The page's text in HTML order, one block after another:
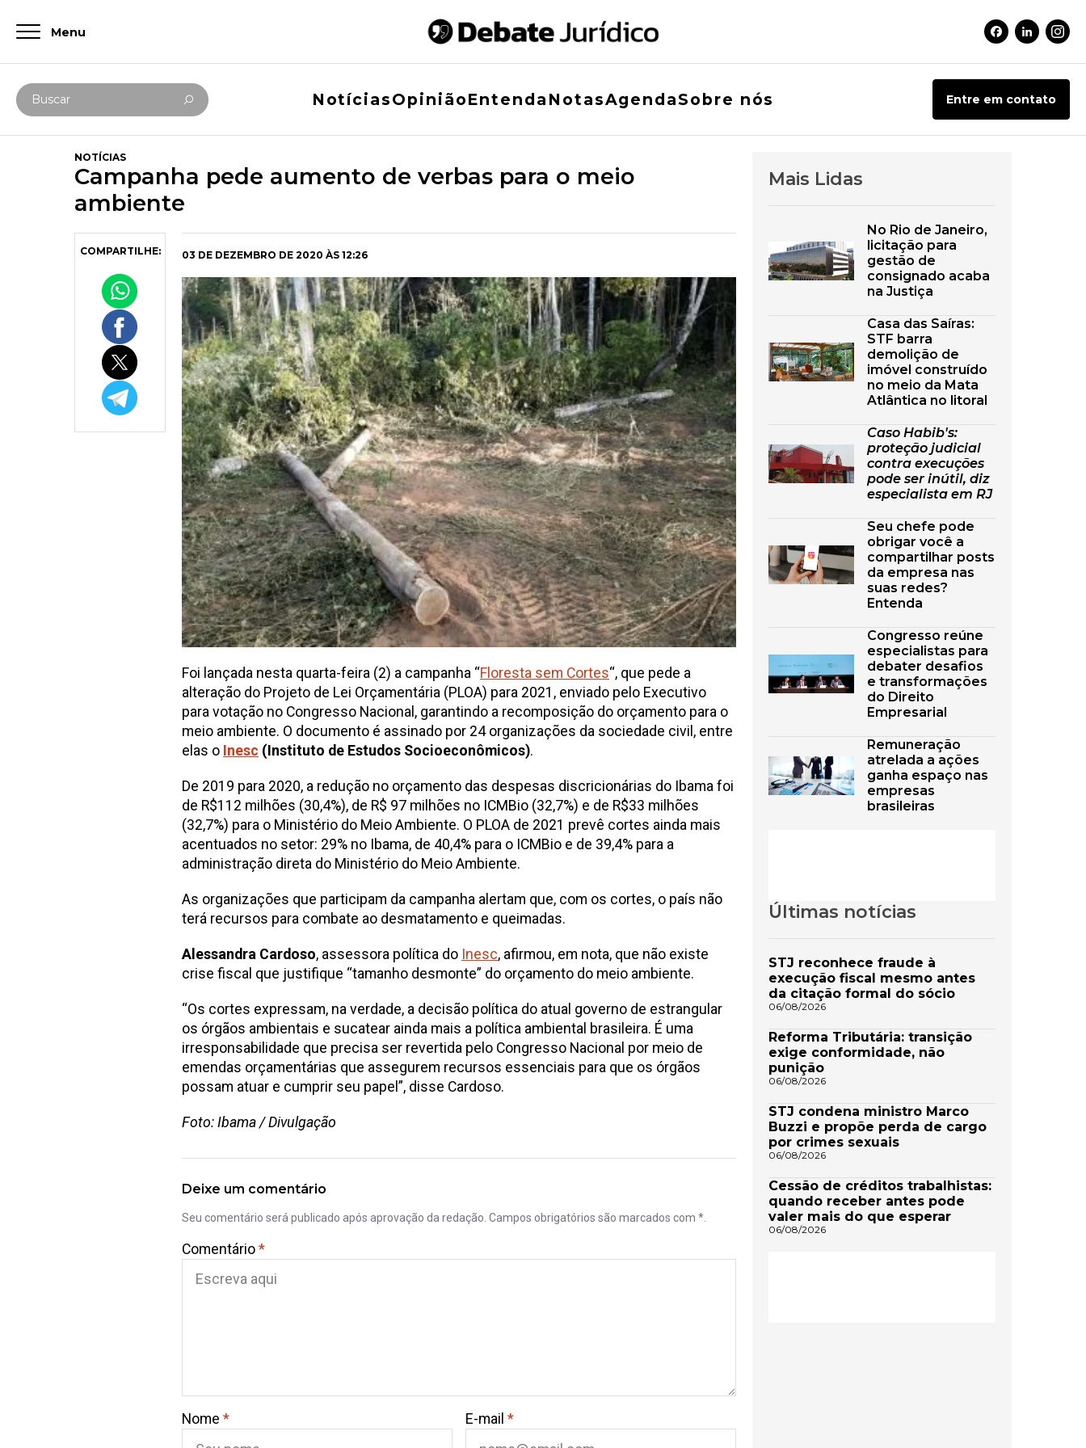
Menu Facebook
Linkedin
Digite abaixo sua busca
Buscar
NotíciasOpiniãoEntenda NotasAgendaSobre nós Entre em contato
NOTÍCIAS
Campanha pede aumento de verbas para o meio
ambiente
COMPARTILHE: 03 DE DEZEMBRO DE 2020 ÀS 12:26
Foi lançada nesta quarta-feira (2) a campanha “Floresta sem Cortes“, que pede a
alteração do Projeto de Lei Orçamentária (PLOA) para 2021, enviado pelo Executivo
para votação no Congresso Nacional, garantindo a recomposição do orçamento para o
meio ambiente. O documento é assinado por 24 organizações da sociedade civil, entre
elas o Inesc (Instituto de Estudos Socioeconômicos).
De 2019 para 2020, a redução no orçamento das despesas discricionárias do Ibama foi
de R$112 milhões (30,4%), de R$ 97 milhões no ICMBio (32,7%) e de R$33 milhões
(32,7%) para o Ministério do Meio Ambiente. O PLOA de 2021 prevê cortes ainda mais
acentuados no setor: 29% no Ibama, de 40,4% para o ICMBio e de 39,4% para a
administração direta do Ministério do Meio Ambiente.
As organizações que participam da campanha alertam que, com os cortes, o país não
terá recursos para combate ao desmatamento e queimadas.
Alessandra Cardoso, assessora política do Inesc, afirmou, em nota, que não existe
crise fiscal que justifique “tamanho desmonte” do orçamento do meio ambiente.
“Os cortes expressam, na verdade, a decisão política do atual governo de estrangular
os órgãos ambientais e sucatear ainda mais a política ambiental brasileira. É uma
irresponsabilidade que precisa ser revertida pelo Congresso Nacional por meio de
emendas orçamentárias que assegurem recursos essenciais para que os órgãos
possam atuar e cumprir seu papel”, disse Cardoso.
Foto: Ibama / Divulgação
Deixe um comentário
Seu comentário será publicado após aprovação da redação. Campos obrigatórios são marcados com *.
Comentário*
Nome * E-mail*
Mais Lidas
No Rio de Janeiro,
licitação para
gestão de
consignado acaba
na Justiça
Casa das Saíras:
STF barra
demolição de
imóvel construído
no meio da Mata
Atlântica no litoral
Caso Habib's:
proteção judicial
contra execuções
pode ser inútil, diz
especialista em RJ
Seu chefe pode
obrigar você a
compartilhar posts
da empresa nas
suas redes?
Entenda
Congresso reúne
especialistas para
debater desafios
e transformações
do Direito
Empresarial
Remuneração
atrelada a ações
ganha espaço nas
empresas
brasileiras
Últimas notícias
STJ reconhece fraude à
execução fiscal mesmo antes
da citação formal do sócio
06/08/2026
Reforma Tributária: transição
exige conformidade, não
punição
06/08/2026
STJ condena ministro Marco
Buzzi e propõe perda de cargo
por crimes sexuais
06/08/2026
Cessão de créditos trabalhistas:
quando receber antes pode
valer mais do que esperar
06/08/2026